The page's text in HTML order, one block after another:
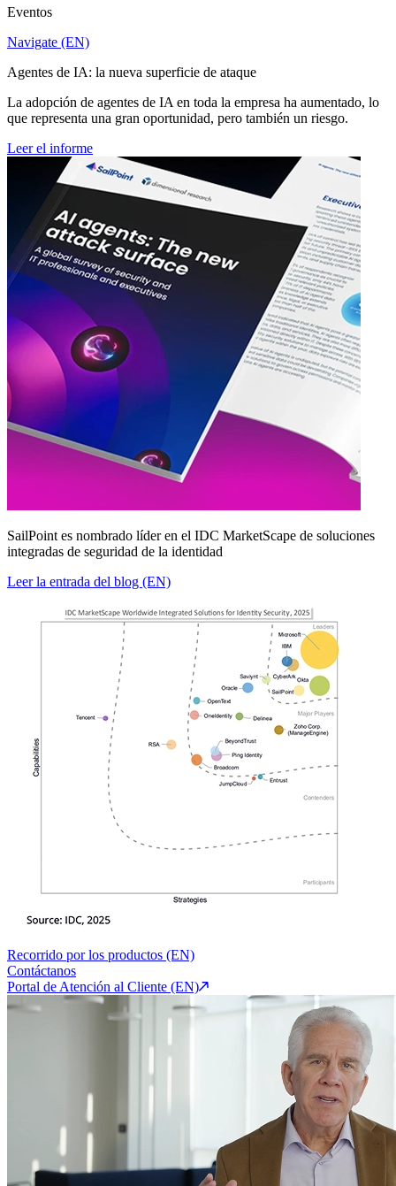
Eventos
Navigate (EN)
Agentes de IA: la nueva superficie de ataque
La adopción de agentes de IA en toda la empresa ha aumentado, lo
que representa una gran oportunidad, pero también un riesgo.
Leer el informe
SailPoint es nombrado líder en el IDC MarketScape de soluciones
integradas de seguridad de la identidad
Leer la entrada del blog (EN)
Recorrido por los productos (EN)
Contáctanos
Portal de Atención al Cliente (EN)